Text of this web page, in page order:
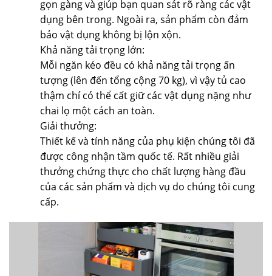
gọn gàng và giúp bạn quan sát rõ ràng các vật
dụng bên trong. Ngoài ra, sản phẩm còn đảm
bảo vật dụng không bị lộn xộn.
Khả năng tải trọng lớn:
Mỗi ngăn kéo đều có khả năng tải trọng ấn
tượng (lên đến tổng cộng 70 kg), vì vậy tủ cao
thậm chí có thể cất giữ các vật dụng nặng như
chai lọ một cách an toàn.
Giải thưởng:
Thiết kế và tính năng của phụ kiện chúng tôi đã
được công nhận tầm quốc tế. Rất nhiều giải
thưởng chứng thực cho chất lượng hàng đầu
của các sản phẩm và dịch vụ do chúng tôi cung
cấp.